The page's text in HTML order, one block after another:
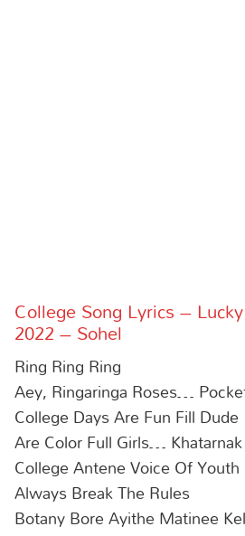
College Song Lyrics –
2022 – Sohel
Ring Ring Ring
Aey, Ringaringa Roses…
College Days Are Fun Fill Dude
Are Color Full Girls…
College Antene Voice Of Youth
Always Break The Rules
Botany Bore Ayithe Matinee